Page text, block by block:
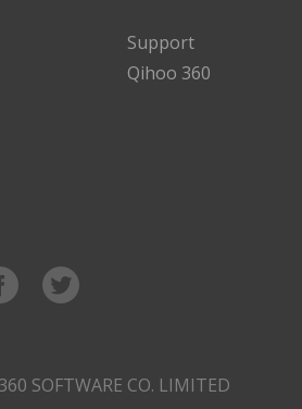
Support
Qihoo 360
SOFTWARE CO. LIMITED